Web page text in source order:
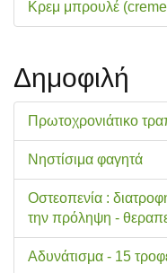
Κρεμ μπρουλέ
Δημοφιλή
Πρωτοχρονιάτικο
Νηστίσιμα φαγητά
Οστεοπενία :
την πρόληψη -
Αδυνάτισμα - 15